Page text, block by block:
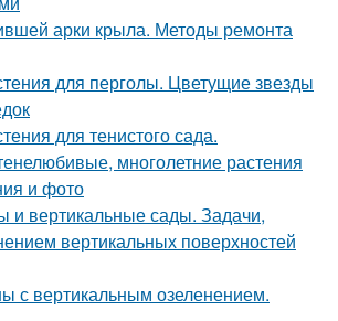
арки крыла. Методы ремонта
для перголы. Цветущие звезды
для тенистого сада.
многолетние растения
и фото
и вертикальные сады. Задачи,
вертикальных поверхностей
с вертикальным озеленением.